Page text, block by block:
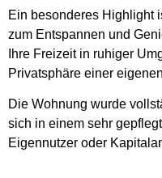
Ein besonderes Highlight
zum Entspannen und
Ihre Freizeit in ruhiger
Privatsphäre einer
Die Wohnung wurde
sich in einem sehr
Eigennutzer oder